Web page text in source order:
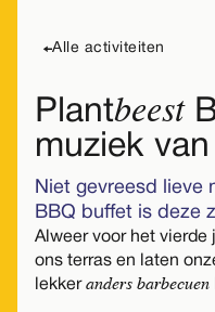
Alle activiteiten
Plantbeest
muziek van
Niet gevreesd lieve
BBQ buffet is deze
Alweer voor het vierde
ons terras en laten
lekker anders barbecuen